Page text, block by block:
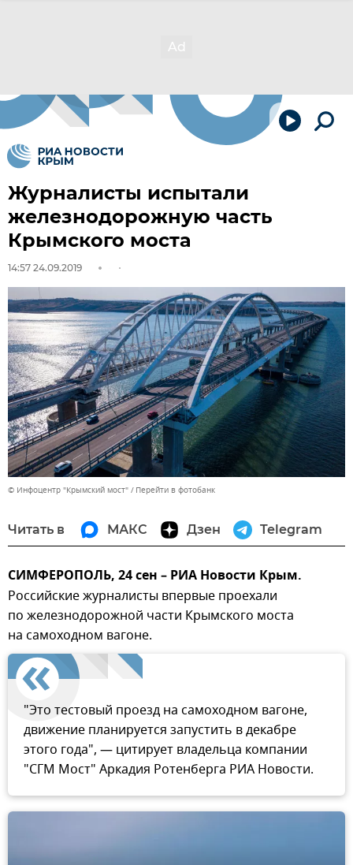
Журналисты испытали
железнодорожную часть
Крымского моста
14:57 24.09.2019
© Инфоцентр "Крымский мост" Перейти в фотобанк
Читать в МАКС Дзен Telegram
СИМФЕРОПОЛЬ, 24 сен – РИА Новости Крым.
Российские журналисты впервые проехали
по железнодорожной части Крымского моста
на самоходном вагоне.
"Это тестовый проезд на самоходном вагоне,
движение планируется запустить в декабре
этого года", — цитирует владельца компании
"СГМ Мост" Аркадия Ротенберга РИА Новости.